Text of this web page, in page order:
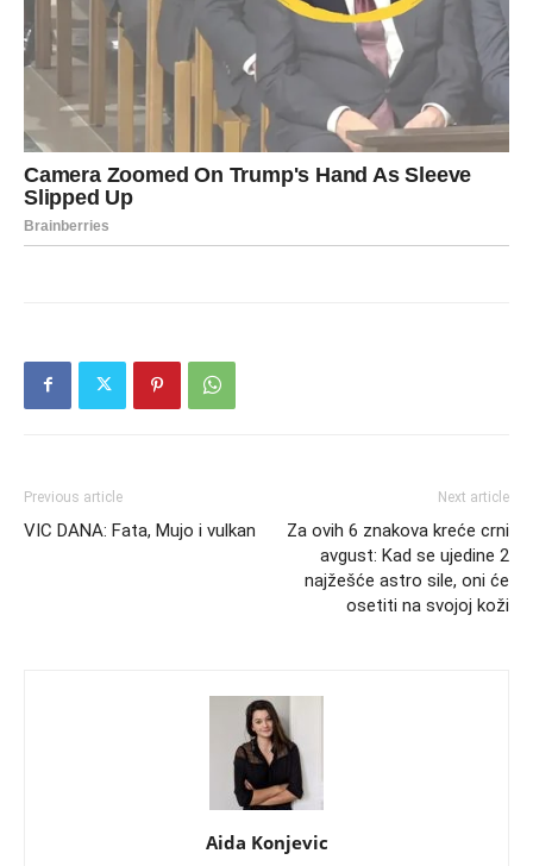
Previous article
VIC DANA: Fata, Mujo i vulkan
Next article
Za ovih 6 znakova kreće crni
avgust: Kad se ujedine 2
najžešće astro sile, oni će
osetiti na svojoj koži
Aida Konjevic